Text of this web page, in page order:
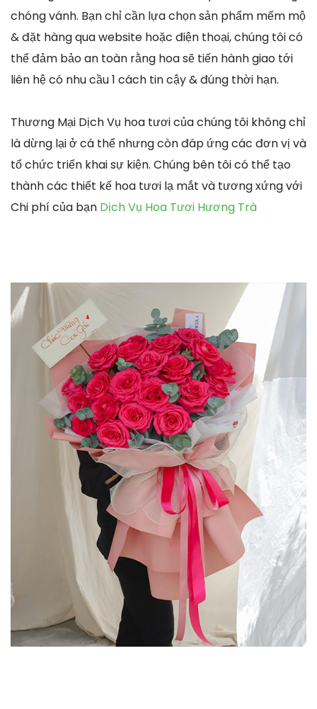
chóng vánh. Bạn chỉ cần lựa chọn sản phẩm mếm mộ
& đặt hàng qua website hoặc điện thoại, chúng tôi có
thể đảm bảo an toàn rằng hoa sẽ tiến hành giao tới
liên hệ có nhu cầu 1 cách tin cậy & đúng thời hạn.
Thương Mại Dịch Vụ hoa tươi của chúng tôi không chỉ
là dừng lại ở cá thể nhưng còn đáp ứng các đơn vị và
tổ chức triển khai sự kiện. Chúng bên tôi có thể tạo
thành các thiết kế hoa tươi lạ mắt và tương xứng với
Chi phí của bạn Dịch Vụ Hoa Tươi Hương Trà